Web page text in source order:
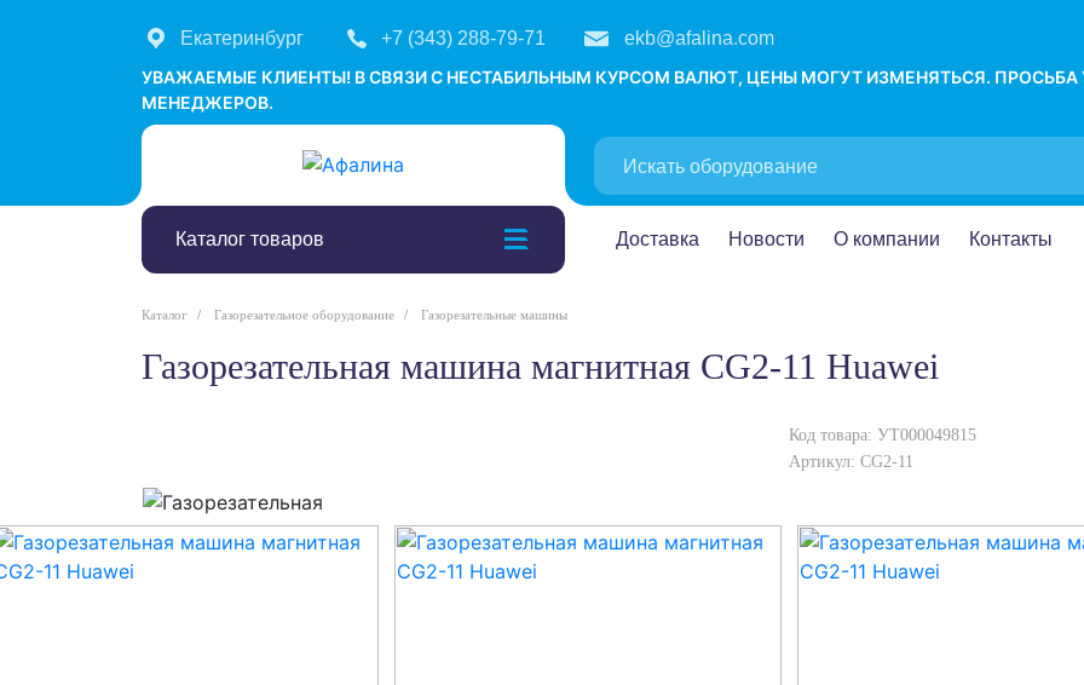
Екатеринбург +7 (343) 288-79-71 ekb@afalina.com
УВАЖАЕМЫЕ КЛИЕНТЫ! В СВЯЗИ С НЕСТАБИЛЬНЫМ КУРСОМ ВАЛЮТ, ЦЕНЫ МОГУТ ИЗМЕНЯТЬСЯ.
МЕНЕДЖЕРОВ.
Каталог товаров Доставка Новости О компании Контакты
Каталог Газорезательное оборудование Газорезательные машины
Газорезательная машина магнитная CG2-11 Huawei
Код товара: УТ000049815
Артикул: CG2-11
ПРОИЗВОДИТЕЛЬ